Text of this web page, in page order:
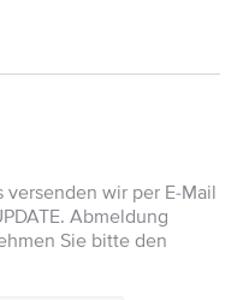
wir per E-Mail
Abmeldung
Sie bitte den